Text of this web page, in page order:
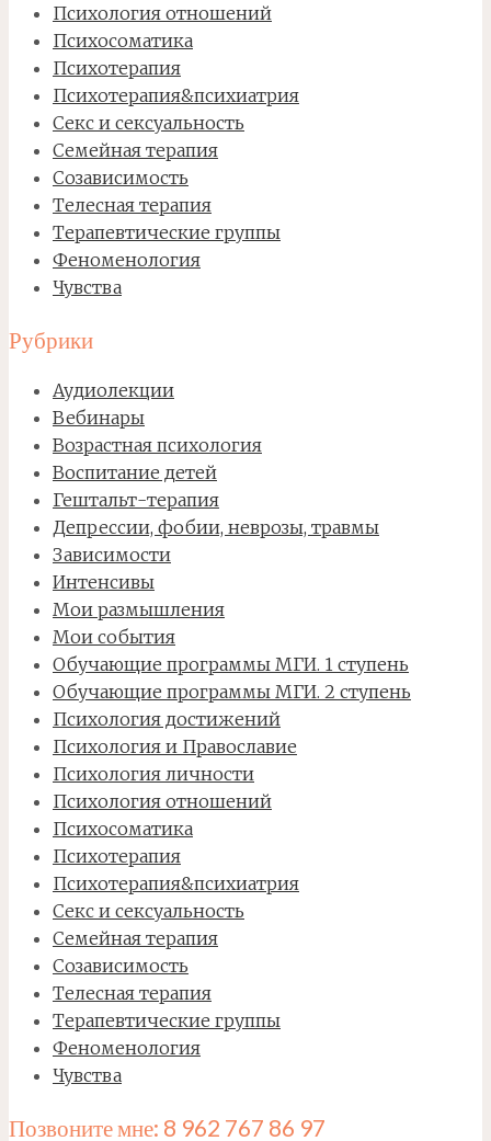
Психология отношений
Психосоматика
Психотерапия
Психотерапия&психиатрия
Секс и сексуальность
Семейная терапия
Созависимость
Телесная терапия
Терапевтические группы
Феноменология
Чувства
Рубрики
Аудиолекции
Вебинары
Возрастная психология
Воспитание детей
Гештальт-терапия
Депрессии, фобии, неврозы, травмы
Зависимости
Интенсивы
Мои размышления
Мои события
Обучающие программы МГИ. 1 ступень
Обучающие программы МГИ. 2 ступень
Психология достижений
Психология и Православие
Психология личности
Психология отношений
Психосоматика
Психотерапия
Психотерапия&психиатрия
Секс и сексуальность
Семейная терапия
Созависимость
Телесная терапия
Терапевтические группы
Феноменология
Чувства
Позвоните мне: 8 962 767 86 97